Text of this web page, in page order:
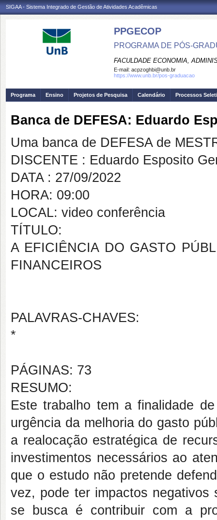
SIGAA - Sistema Integrado de Gestão de Atividades Acadêmicas
PPGECOP
PROGRAMA DE PÓS-
FACULDADE ECONOMIA,
E-mail: acpzoghbi@unb.br
https://www.unb.br/pos-graduacao
Programa Ensino Projetos de Pesquisa Calendário Processos
Banca de DEFESA: Eduardo
Uma banca de DEFESA de
DISCENTE : Eduardo Esposito
DATA : 27/09/2022
HORA: 09:00
LOCAL: video conferência
TÍTULO:
A EFICIÊNCIA DO GASTO
FINANCEIROS
PALAVRAS-CHAVES:
*
PÁGINAS: 73
RESUMO:
Este trabalho tem a finalidade
urgência da melhoria do gasto
a realocação estratégica de
investimentos necessários ao
que o estudo não pretende
vez, pode ter impactos
se busca é contribuir com a